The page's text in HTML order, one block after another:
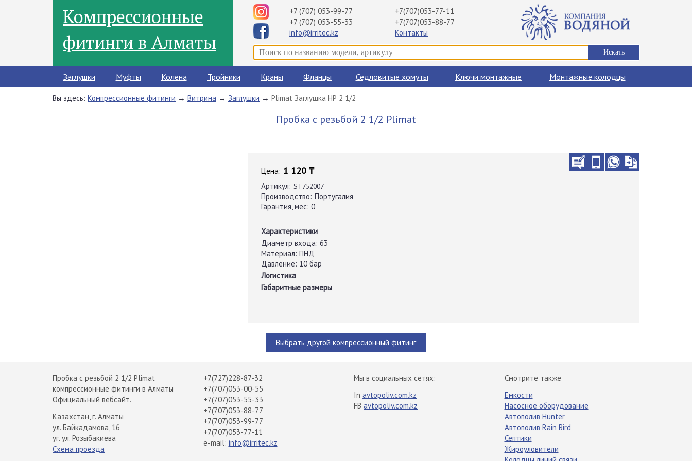
Компрессионные
фитинги в Алматы
+7 (707) 053-99-77
+7 (707) 053-55-33
info@irritec.kz
+7(707)053-77-11
+7(707)053-88-77
Контакты
Заглушки Муфты Колена Тройники Краны Фланцы Седловитые хомуты Ключи монтажные Монтажные колодцы
Вы здесь: Компрессионные фитинги → Витрина → Заглушки → Plimat Заглушка НР 2 1/2
Пробка с резьбой 2 1/2 Plimat
Цена: 1 120 ₸
Артикул: ST752007
Производство: Португалия
Гарантия, мес: 0
Характеристики
Диаметр входа: 63
Материал: ПНД
Давление: 10 бар
Логистика
Габаритные размеры
Выбрать другой компрессионный фитинг
Пробка с резьбой 2 1/2 Plimat
компрессионные фитинги в Алматы
Официальный вебсайт.
Казахстан, г. Алматы
ул. Байкадамова, 16
уг. ул. Розыбакиева
Схема проезда
+7(727)228-87-32
+7(707)053-00-55
+7(707)053-55-33
+7(707)053-88-77
+7(707)053-99-77
+7(707)053-77-11
e-mail: info@irritec.kz
Мы в социальных сетях:
In avtopoliv.com.kz
FB avtopoliv.com.kz
Смотрите также
Емкости
Насосное оборудование
Автополив Hunter
Автополив Rain Bird
Септики
Жироуловители